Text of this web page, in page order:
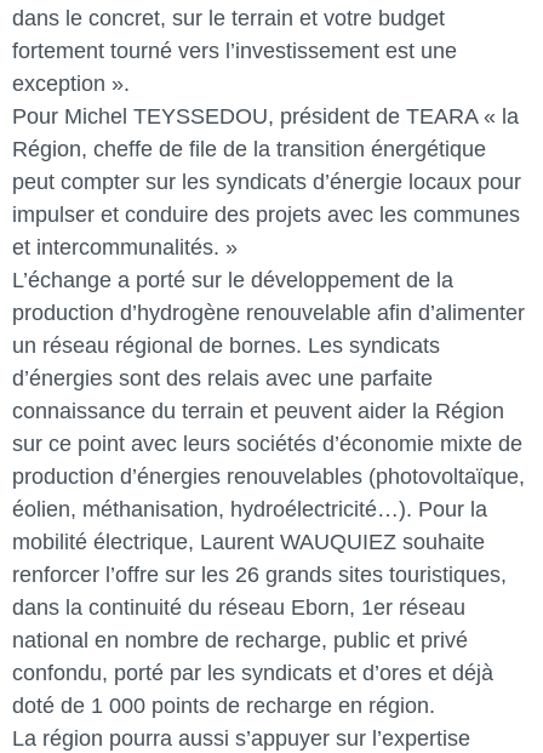
dans le concret, sur le terrain et votre budget
fortement tourné vers l’investissement est une
exception ».
Pour Michel TEYSSEDOU, président de TEARA « la
Région, cheffe de file de la transition énergétique
peut compter sur les syndicats d’énergie locaux pour
impulser et conduire des projets avec les communes
et intercommunalités. »
L’échange a porté sur le développement de la
production d’hydrogène renouvelable afin d’alimenter
un réseau régional de bornes. Les syndicats
d’énergies sont des relais avec une parfaite
connaissance du terrain et peuvent aider la Région
sur ce point avec leurs sociétés d’économie mixte de
production d’énergies renouvelables (photovoltaïque,
éolien, méthanisation, hydroélectricité…). Pour la
mobilité électrique, Laurent WAUQUIEZ souhaite
renforcer l’offre sur les 26 grands sites touristiques,
dans la continuité du réseau Eborn, 1er réseau
national en nombre de recharge, public et privé
confondu, porté par les syndicats et d’ores et déjà
doté de 1 000 points de recharge en région.
La région pourra aussi s’appuyer sur l’expertise